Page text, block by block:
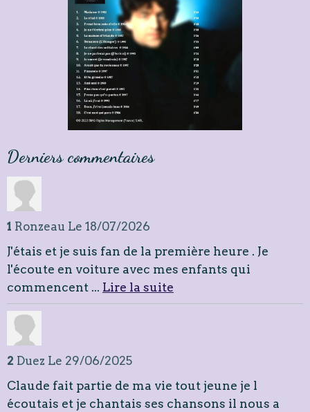
Derniers commentaires
1 Ronzeau Le 18/07/2026
J'étais et je suis fan de la première heure . Je
l'écoute en voiture avec mes enfants qui
commencent ... Lire la suite
2 Duez Le 29/06/2025
Claude fait partie de ma vie tout jeune je l
écoutais et je chantais ses chansons il nous a